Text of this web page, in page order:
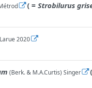
( =Strobilurus
Larue 2020
(Berk. & M.A.Curtis) Singer